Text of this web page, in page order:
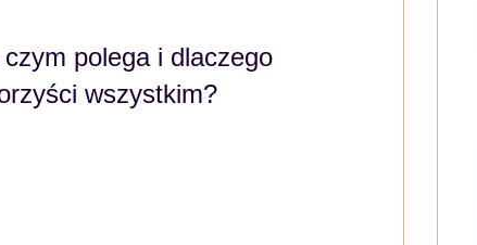
polega i dlaczego
wszystkim?